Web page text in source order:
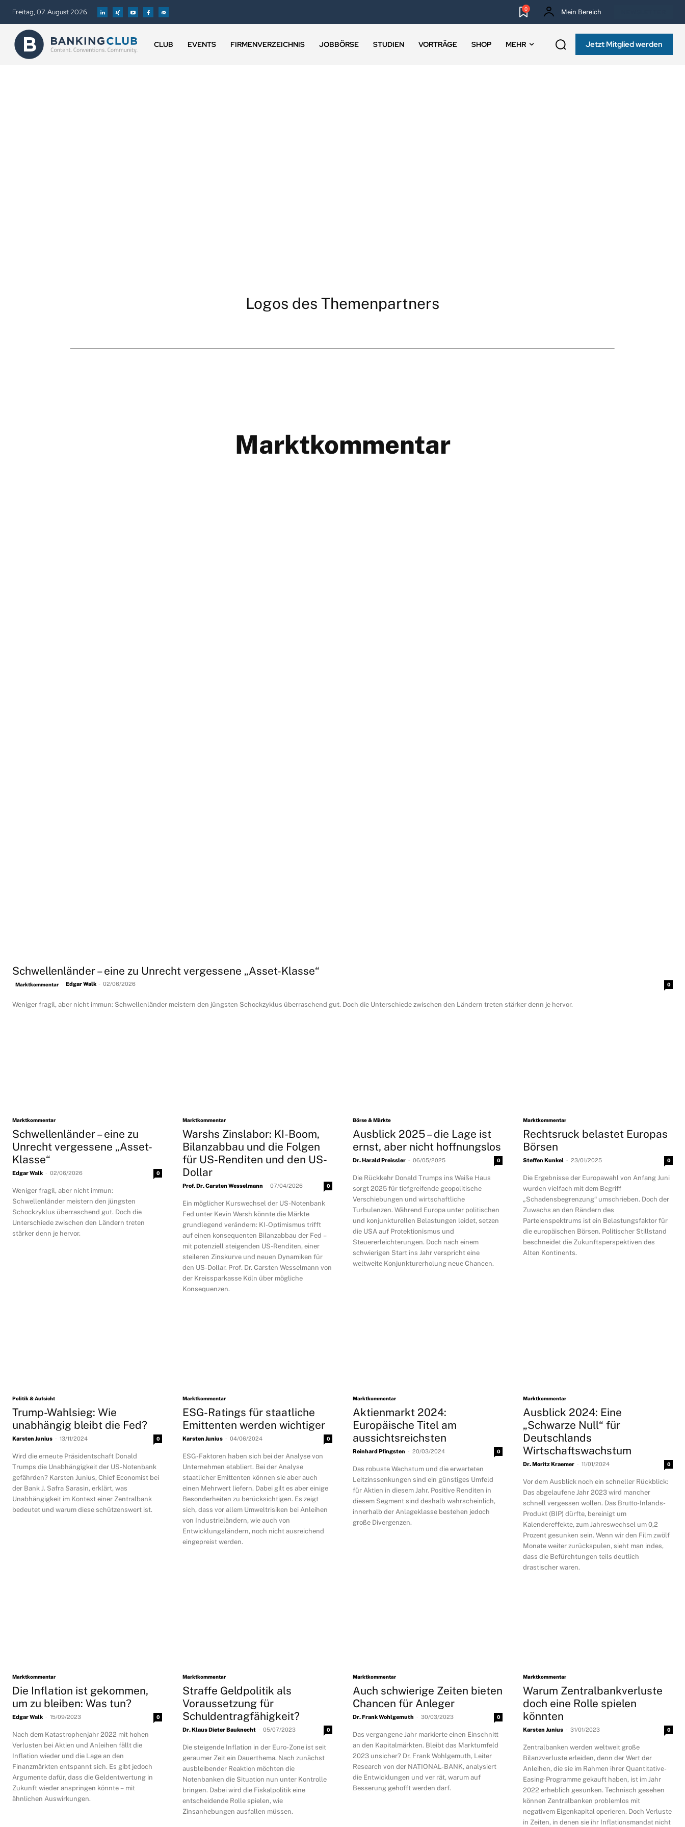
Freitag, 07. August 2026 0 Mein Bereich
CLUB EVENTS FIRMENVERZEICHNIS JOBBÖRSE STUDIEN VORTRÄGE SHOP MEHR Jetzt Mitglied werden
Logos des Themenpartners
Marktkommentar
Schwellenländer – eine zu Unrecht vergessene „Asset-Klasse“
Marktkommentar Edgar Walk - 02/06/2026 0
Weniger fragil, aber nicht immun: Schwellenländer meistern den jüngsten Schockzyklus überraschend gut. Doch die Unterschiede zwischen den Ländern treten stärker denn je hervor.
Marktkommentar
Schwellenländer – eine zu
Unrecht vergessene „Asset-
Klasse“
Edgar Walk - 02/06/2026 0
Weniger fragil, aber nicht immun:
Schwellenländer meistern den jüngsten
Schockzyklus überraschend gut. Doch die
Unterschiede zwischen den Ländern treten
stärker denn je hervor.
Marktkommentar
Warshs Zinslabor: KI-Boom,
Bilanzabbau und die Folgen
für US-Renditen und den US-
Dollar
Prof. Dr. Carsten Wesselmann - 07/04/2026 0
Ein möglicher Kurswechsel der US-Notenbank
Fed unter Kevin Warsh könnte die Märkte
grundlegend verändern: KI-Optimismus trifft
auf einen konsequenten Bilanzabbau der Fed –
mit potenziell steigenden US-Renditen, einer
steileren Zinskurve und neuen Dynamiken für
den US-Dollar. Prof. Dr. Carsten Wesselmann von
der Kreissparkasse Köln über mögliche
Konsequenzen.
Börse & Märkte
Ausblick 2025 – die Lage ist
ernst, aber nicht hoffnungslos
Dr. Harald Preissler - 06/05/2025 0
Die Rückkehr Donald Trumps ins Weiße Haus
sorgt 2025 für tiefgreifende geopolitische
Verschiebungen und wirtschaftliche
Turbulenzen. Während Europa unter politischen
und konjunkturellen Belastungen leidet, setzen
die USA auf Protektionismus und
Steuererleichterungen. Doch nach einem
schwierigen Start ins Jahr verspricht eine
weltweite Konjunkturerholung neue Chancen.
Marktkommentar
Rechtsruck belastet Europas
Börsen
Steffen Kunkel - 23/01/2025 0
Die Ergebnisse der Europawahl von Anfang Juni
wurden vielfach mit dem Begriff
„Schadensbegrenzung“ umschrieben. Doch der
Zuwachs an den Rändern des
Parteienspektrums ist ein Belastungsfaktor für
die europäischen Börsen. Politischer Stillstand
beschneidet die Zukunftsperspektiven des
Alten Kontinents.
Politik & Aufsicht
Trump-Wahlsieg: Wie
unabhängig bleibt die Fed?
Karsten Junius - 13/11/2024 0
Wird die erneute Präsidentschaft Donald
Trumps die Unabhängigkeit der US-Notenbank
gefährden? Karsten Junius, Chief Economist bei
der Bank J. Safra Sarasin, erklärt, was
Unabhängigkeit im Kontext einer Zentralbank
bedeutet und warum diese schützenswert ist.
Marktkommentar
ESG-Ratings für staatliche
Emittenten werden wichtiger
Karsten Junius - 04/06/2024 0
ESG-Faktoren haben sich bei der Analyse von
Unternehmen etabliert. Bei der Analyse
staatlicher Emittenten können sie aber auch
einen Mehrwert liefern. Dabei gilt es aber einige
Besonderheiten zu berücksichtigen. Es zeigt
sich, dass vor allem Umweltrisiken bei Anleihen
von Industrieländern, wie auch von
Entwicklungsländern, noch nicht ausreichend
eingepreist werden.
Marktkommentar
Aktienmarkt 2024:
Europäische Titel am
aussichtsreichsten
Reinhard Pfingsten - 20/03/2024 0
Das robuste Wachstum und die erwarteten
Leitzinssenkungen sind ein günstiges Umfeld
für Aktien in diesem Jahr. Positive Renditen in
diesem Segment sind deshalb wahrscheinlich,
innerhalb der Anlageklasse bestehen jedoch
große Divergenzen.
Marktkommentar
Ausblick 2024: Eine
„Schwarze Null“ für
Deutschlands
Wirtschaftswachstum
Dr. Moritz Kraemer - 11/01/2024 0
Vor dem Ausblick noch ein schneller Rückblick:
Das abgelaufene Jahr 2023 wird mancher
schnell vergessen wollen. Das Brutto-Inlands-
Produkt (BIP) dürfte, bereinigt um
Kalendereffekte, zum Jahreswechsel um 0,2
Prozent gesunken sein. Wenn wir den Film zwölf
Monate weiter zurückspulen, sieht man indes,
dass die Befürchtungen teils deutlich
drastischer waren.
Marktkommentar
Die Inflation ist gekommen,
um zu bleiben: Was tun?
Edgar Walk - 15/09/2023 0
Nach dem Katastrophenjahr 2022 mit hohen
Verlusten bei Aktien und Anleihen fällt die
Inflation wieder und die Lage an den
Finanzmärkten entspannt sich. Es gibt jedoch
Argumente dafür, dass die Geldentwertung in
Zukunft wieder anspringen könnte – mit
ähnlichen Auswirkungen.
Marktkommentar
Straffe Geldpolitik als
Voraussetzung für
Schuldentragfähigkeit?
Dr. Klaus Dieter Bauknecht - 05/07/2023 0
Die steigende Inflation in der Euro-Zone ist seit
geraumer Zeit ein Dauerthema. Nach zunächst
ausbleibender Reaktion möchten die
Notenbanken die Situation nun unter Kontrolle
bringen. Dabei wird die Fiskalpolitik eine
entscheidende Rolle spielen, wie
Zinsanhebungen ausfallen müssen.
Marktkommentar
Auch schwierige Zeiten bieten
Chancen für Anleger
Dr. Frank Wohlgemuth - 30/03/2023 0
Das vergangene Jahr markierte einen Einschnitt
an den Kapitalmärkten. Bleibt das Marktumfeld
2023 unsicher? Dr. Frank Wohlgemuth, Leiter
Research von der NATIONAL-BANK, analysiert
die Entwicklungen und ver rät, warum auf
Besserung gehofft werden darf.
Marktkommentar
Warum Zentralbankverluste
doch eine Rolle spielen
könnten
Karsten Junius - 31/01/2023 0
Zentralbanken werden weltweit große
Bilanzverluste erleiden, denn der Wert der
Anleihen, die sie im Rahmen ihrer Quantitative-
Easing-Programme gekauft haben, ist im Jahr
2022 erheblich gesunken. Technisch gesehen
können Zentralbanken problemlos mit
negativem Eigenkapital operieren. Doch Verluste
in Zeiten, in denen sie ihr Inflationsmandat nicht